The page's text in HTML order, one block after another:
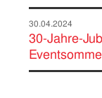
30.04.2024
30-Jahre-